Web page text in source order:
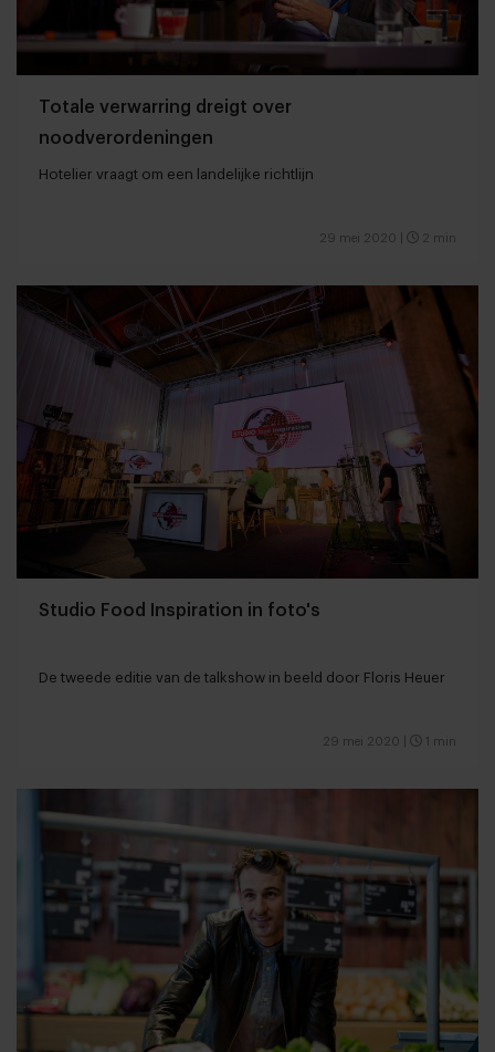
Totale verwarring dreigt over
noodverordeningen
Hotelier vraagt om een landelijke richtlijn
29 mei 2020 2 min
Studio Food Inspiration in foto's
De tweede editie van de talkshow in beeld door Floris Heuer
29 mei 2020 1 min